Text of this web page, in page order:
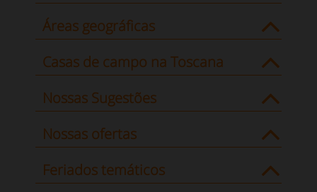
Áreas geográficas
Casas de campo na Toscana
Nossas Sugestões
Nossas ofertas
Feriados temáticos